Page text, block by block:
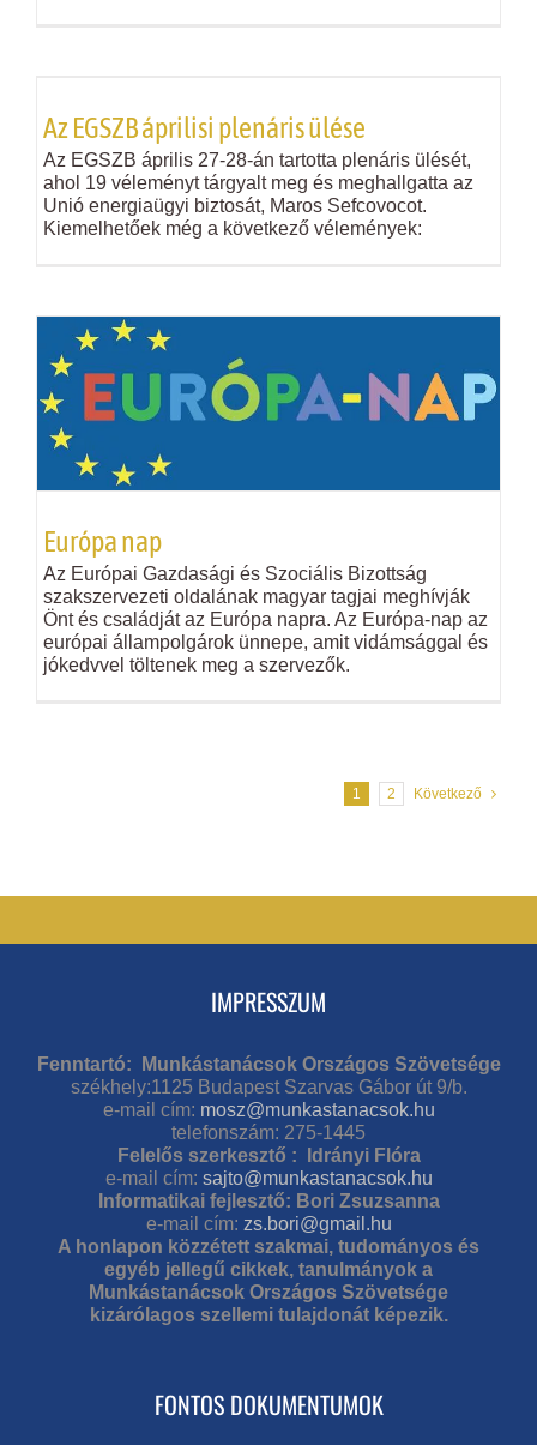
Az EGSZB áprilisi plenáris ülése
Az EGSZB április 27-28-án tartotta plenáris ülését,
ahol 19 véleményt tárgyalt meg és meghallgatta az
Unió energiaügyi biztosát, Maros Sefcovocot.
Kiemelhetőek még a következő vélemények:
Európa nap
Az Európai Gazdasági és Szociális Bizottság
szakszervezeti oldalának magyar tagjai meghívják
Önt és családját az Európa napra. Az Európa-nap az
európai állampolgárok ünnepe, amit vidámsággal és
jókedvvel töltenek meg a szervezők.
1 2 Következő
IMPRESSZUM
Fenntartó: Munkástanácsok Országos Szövetsége
székhely:1125 Budapest Szarvas Gábor út 9/b.
e-mail cím: mosz@munkastanacsok.hu
telefonszám: 275-1445
Felelős szerkesztő : Idrányi Flóra
e-mail cím: sajto@munkastanacsok.hu
Informatikai fejlesztő: Bori Zsuzsanna
e-mail cím: zs.bori@gmail.hu
A honlapon közzétett szakmai, tudományos és
egyéb jellegű cikkek, tanulmányok a
Munkástanácsok Országos Szövetsége
kizárólagos szellemi tulajdonát képezik.
FONTOS DOKUMENTUMOK